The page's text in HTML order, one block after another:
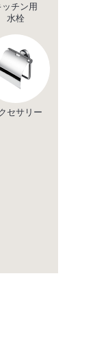
ッチン用
水栓
セサリー